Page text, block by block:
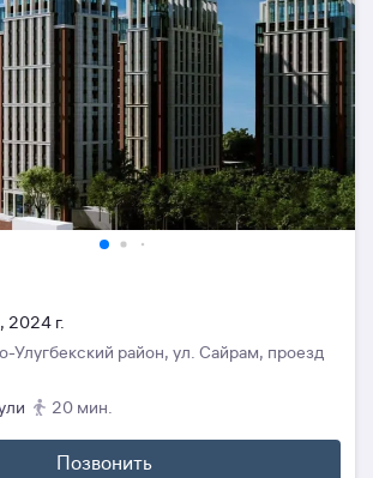
2024 г.
Улугбекский район, ул. Сайрам, проезд
20 мин.
Позвонить